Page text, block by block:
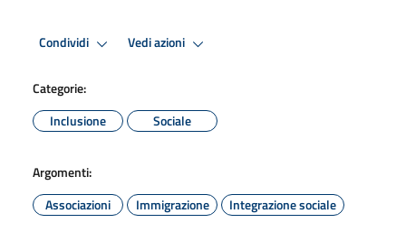
Condividi Vedi azioni
Categorie:
Inclusione
Sociale
Argomenti:
Associazioni
Immigrazione Integrazione sociale